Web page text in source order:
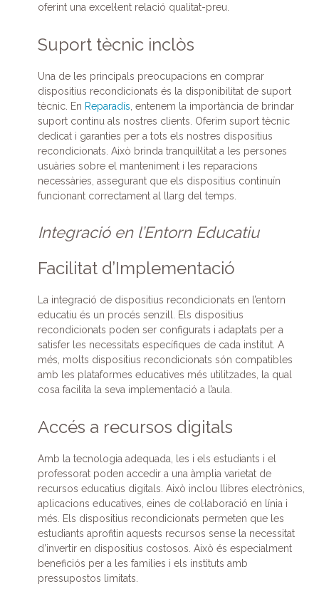
oferint una excel·lent relació qualitat-preu.
Suport tècnic inclòs
Una de les principals preocupacions en comprar
dispositius recondicionats és la disponibilitat de suport
tècnic. En Reparadís , entenem la importància de brindar
suport continu als nostres clients. Oferim suport tècnic
dedicat i garanties per a tots els nostres dispositius
recondicionats. Això brinda tranquil·litat a les persones
usuàries sobre el manteniment i les reparacions
necessàries, assegurant que els dispositius continuïn
funcionant correctament al llarg del temps.
Integració en l’Entorn Educatiu
Facilitat d’Implementació
La integració de dispositius recondicionats en l’entorn
educatiu és un procés senzill. Els dispositius
recondicionats poden ser configurats i adaptats per a
satisfer les necessitats específiques de cada institut. A
més, molts dispositius recondicionats són compatibles
amb les plataformes educatives més utilitzades, la qual
cosa facilita la seva implementació a l’aula.
Accés a recursos digitals
Amb la tecnologia adequada, les i els estudiants i el
professorat poden accedir a una àmplia varietat de
recursos educatius digitals. Això inclou llibres electrònics,
aplicacions educatives, eines de col·laboració en línia i
més. Els dispositius recondicionats permeten que les
estudiants aprofitin aquests recursos sense la necessitat
d’invertir en dispositius costosos. Això és especialment
beneficiós per a les famílies i els instituts amb
pressupostos limitats.